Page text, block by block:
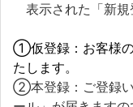
表示された「新規
①仮登録：お客様の
たします。
②本登録：ご登録い